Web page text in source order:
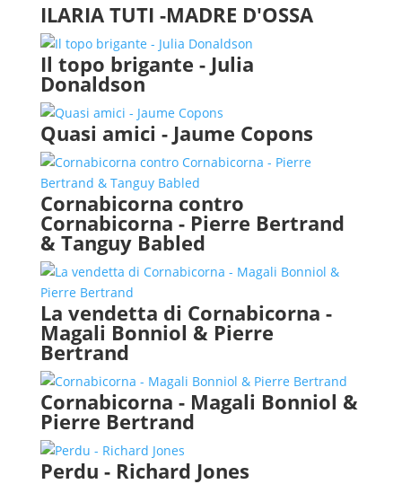
ILARIA TUTI -MADRE D'OSSA
Il topo brigante - Julia
Donaldson
Quasi amici - Jaume Copons
Cornabicorna contro
Cornabicorna - Pierre Bertrand
& Tanguy Babled
La vendetta di Cornabicorna -
Magali Bonniol & Pierre
Bertrand
Cornabicorna - Magali Bonniol &
Pierre Bertrand
Perdu - Richard Jones